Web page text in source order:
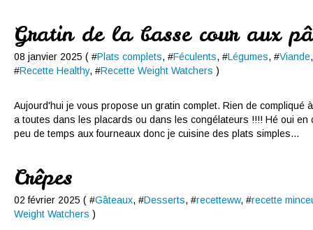
Gratin de la basse cour aux
08 janvier 2025 ( #Plats complets, #Féculents, #Légumes, #Viande
#Recette Healthy, #Recette Weight Watchers )
Aujourd'hui je vous propose un gratin complet. Rien de compliqué
a toutes dans les placards ou dans les congélateurs !!!! Hé oui en
peu de temps aux fourneaux donc je cuisine des plats simples...
Crêpes
02 février 2025 ( #Gâteaux, #Desserts, #recetteww, #recette
Weight Watchers )